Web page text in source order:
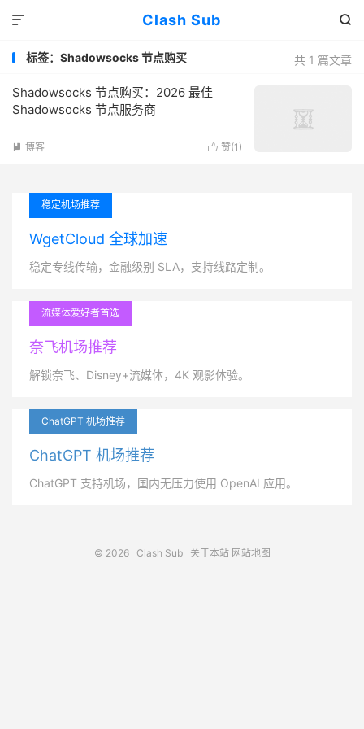
Clash Sub 

共 1 篇文章
标签：Shadowsocks 节点购买
Shadowsocks 节点购买：2026 最佳
Shadowsocks 节点服务商
 赞(1 )
 博客
稳定机场推荐
WgetCloud 全球加速
稳定专线传输，金融级别 SLA，支持线路定制。
流媒体爱好者首选
奈飞机场推荐
解锁奈飞、Disney+流媒体，4K 观影体验。
ChatGPT 机场推荐
ChatGPT 机场推荐
ChatGPT 支持机场，国内无压力使用 OpenAI 应用。
© 2026 Clash Sub 关于本站 网站地图